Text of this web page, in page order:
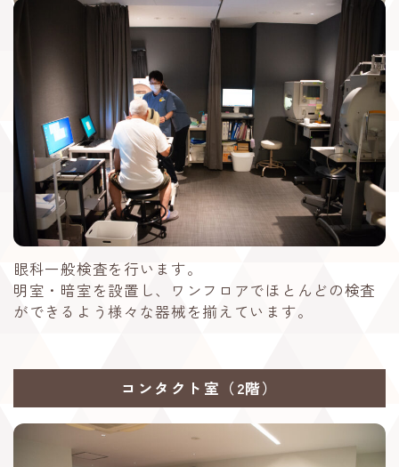
眼科一般検査を行います。
明室・暗室を設置し、ワンフロアでほとんどの検査
ができるよう様々な器械を揃えています。
コンタクト室（2階）